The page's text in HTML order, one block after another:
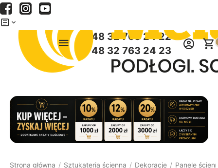
+48 32 763 24 22
+48 32 763 24 23
Strona główna / Sztukateria ścienna / Dekoracje / Panele